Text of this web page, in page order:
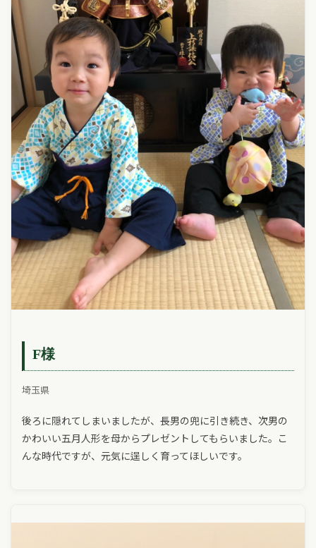
F様
埼玉県
後ろに隠れてしまいましたが、長男の兜に引き続き、次男の
かわいい五月人形を母からプレゼントしてもらいました。こ
んな時代ですが、元気に逞しく育ってほしいです。